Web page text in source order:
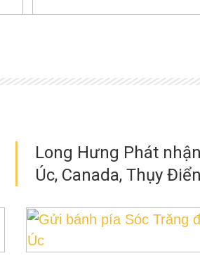
Long Hưng Phát
Úc, Canada, Thụy